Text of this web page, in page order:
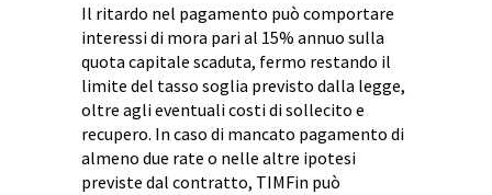
Il ritardo nel pagamento può comportare
interessi di mora pari al 15% annuo sulla
quota capitale scaduta, fermo restando il
limite del tasso soglia previsto dalla legge,
oltre agli eventuali costi di sollecito e
recupero. In caso di mancato pagamento di
almeno due rate o nelle altre ipotesi
previste dal contratto, TIMFin può